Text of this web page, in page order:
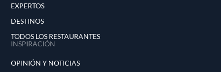
EXPERTOS
DESTINOS
TODOS LOS RESTAURANTES
INSPIRACIÓN
OPINIÓN Y NOTICIAS